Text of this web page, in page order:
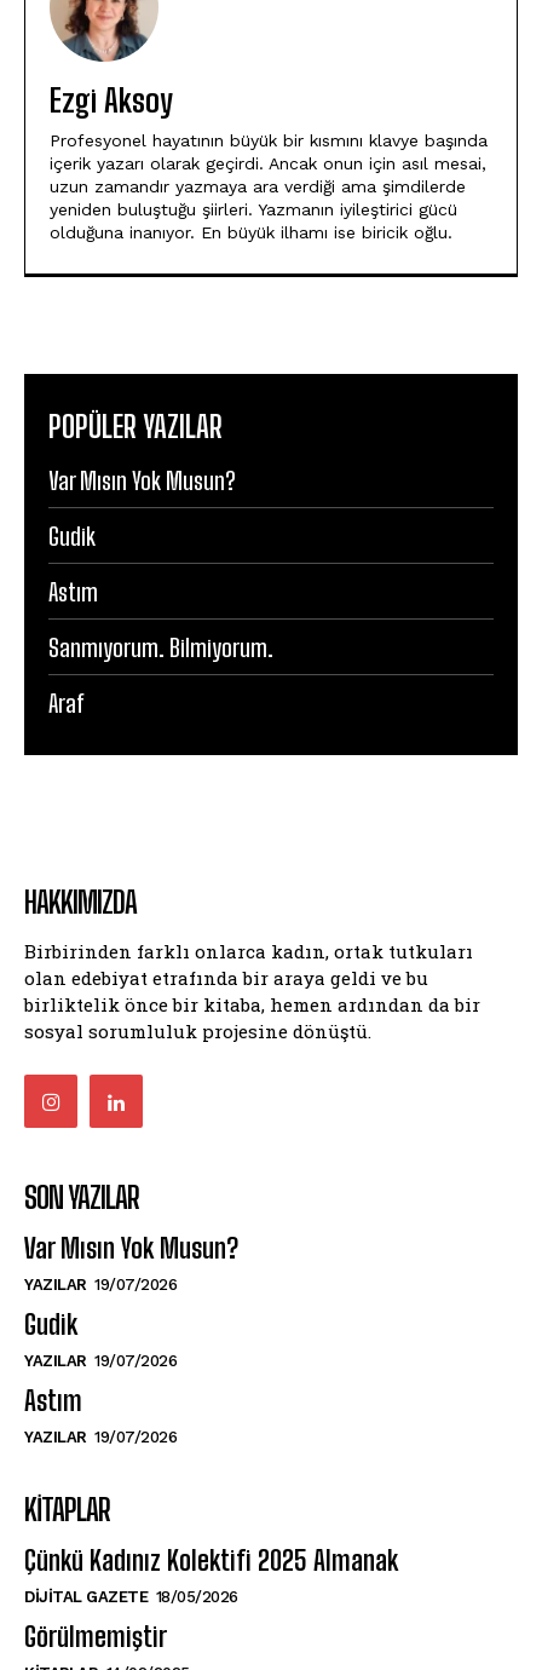
Ezgi Aksoy
Profesyonel hayatının büyük bir kısmını klavye başında
içerik yazarı olarak geçirdi. Ancak onun için asıl mesai,
uzun zamandır yazmaya ara verdiği ama şimdilerde
yeniden buluştuğu şiirleri. Yazmanın iyileştirici gücü
olduğuna inanıyor. En büyük ilhamı ise biricik oğlu.
POPÜLER YAZILAR
Var Mısın Yok Musun?
Gudik
Astım
Sanmıyorum. Bilmiyorum.
Araf
HAKKIMIZDA
Birbirinden farklı onlarca kadın, ortak tutkuları
olan edebiyat etrafında bir araya geldi ve bu
birliktelik önce bir kitaba, hemen ardından da bir
sosyal sorumluluk projesine dönüştü.
SON YAZILAR
Var Mısın Yok Musun?
YAZILAR 19/07/2026
Gudik
YAZILAR 19/07/2026
Astım
YAZILAR 19/07/2026
KITAPLAR
Çünkü Kadınız Kolektifi 2025 Almanak
DIJITAL GAZETE 18/05/2026
Görülmemiştir